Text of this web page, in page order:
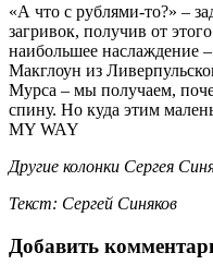
«А что с рублями-то?» –
загривок, получив от
наибольшее наслаждение
Макглоун из
Мурса – мы получаем,
спину. Но куда этим
MY WAY
Другие колонки Сергея
Текст: Сергей Синяков
Добавить